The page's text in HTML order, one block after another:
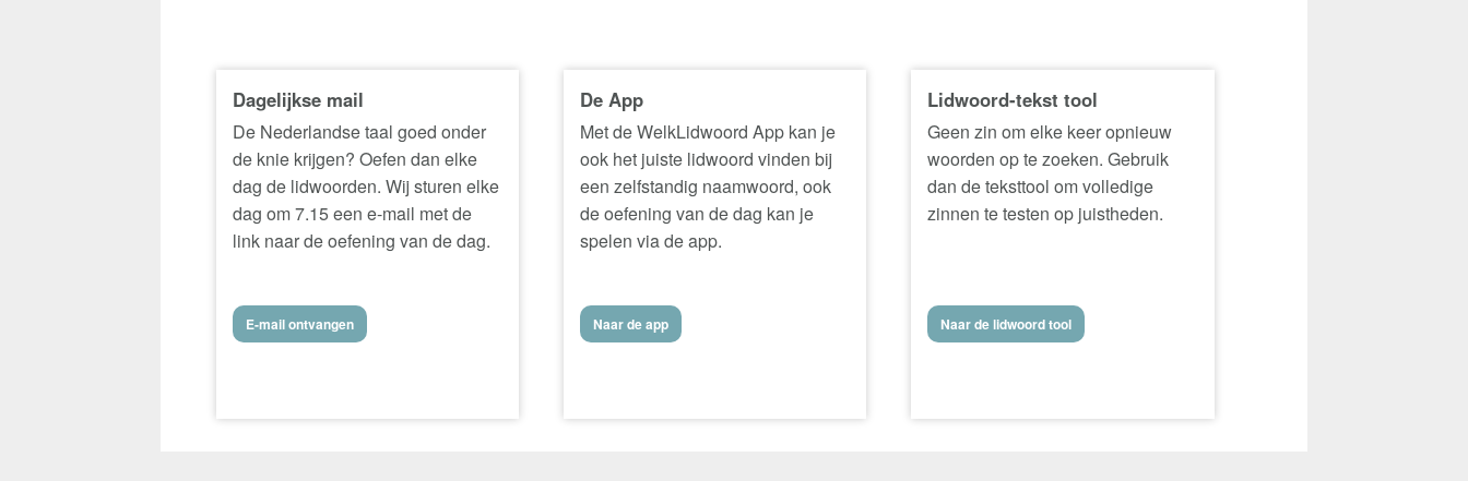
Dagelijkse mail
De Nederlandse taal goed onder
de knie krijgen? Oefen dan elke
dag de lidwoorden. Wij sturen elke
dag om 7.15 een e-mail met de
link naar de oefening van de dag.
E-mail ontvangen
De App
Met de WelkLidwoord App kan je
ook het juiste lidwoord vinden bij
een zelfstandig naamwoord, ook
de oefening van de dag kan je
spelen via de app.
Naar de app
Lidwoord-tekst tool
Geen zin om elke keer opnieuw
woorden op te zoeken. Gebruik
dan de teksttool om volledige
zinnen te testen op juistheden.
Naar de lidwoord tool